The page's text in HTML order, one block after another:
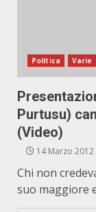
Politica Varie
Purtusu)
(Video)
14 Marzo 2012
Chi non
suo maggiore